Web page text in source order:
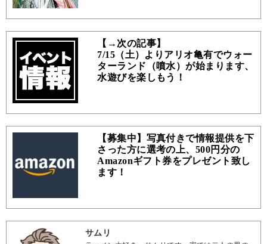
【→次の記事】
7/15（土）よりアリオ亀有でウォー
ターランド（噴水）が始まります、
水遊びを楽しもう！
【募集中】写真付きで情報提供を下
さった方に選考の上、500円分の
Amazonギフト券をプレゼント致し
ます！
サムリ